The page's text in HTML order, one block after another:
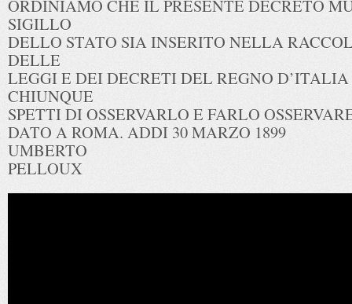
ORDINIAMO CHE IL PRESENTE DECRETO
SIGILLO
DELLO STATO SIA INSERITO NELLA
DELLE
LEGGI E DEI DECRETI DEL REGNO
CHIUNQUE
SPETTI DI OSSERVARLO E FARLO
DATO A ROMA. ADDI 30 MARZO 1899
UMBERTO
PELLOUX